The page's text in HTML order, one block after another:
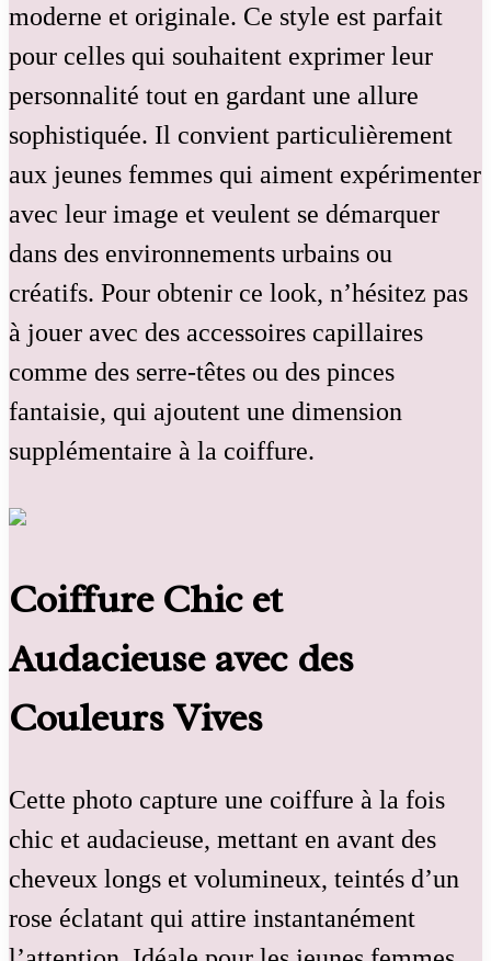
moderne et originale. Ce style est parfait
pour celles qui souhaitent exprimer leur
personnalité tout en gardant une allure
sophistiquée. Il convient particulièrement
aux jeunes femmes qui aiment expérimenter
avec leur image et veulent se démarquer
dans des environnements urbains ou
créatifs. Pour obtenir ce look, n’hésitez pas
à jouer avec des accessoires capillaires
comme des serre-têtes ou des pinces
fantaisie, qui ajoutent une dimension
supplémentaire à la coiffure.
Coiffure Chic et
Audacieuse avec des
Couleurs Vives
Cette photo capture une coiffure à la fois
chic et audacieuse, mettant en avant des
cheveux longs et volumineux, teintés d’un
rose éclatant qui attire instantanément